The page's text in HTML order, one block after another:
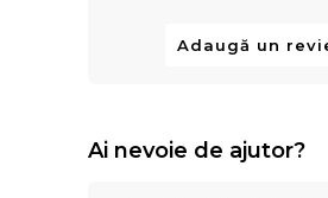
Adaugă un
Ai nevoie de ajutor?